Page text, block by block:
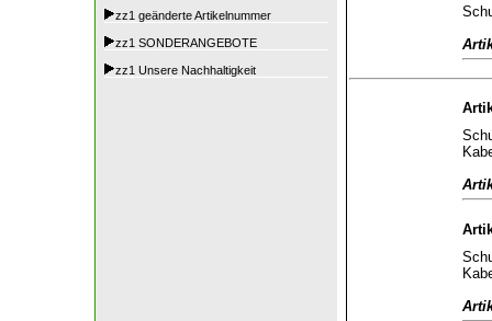
zz1 geänderte Artikelnummer
zz1 SONDERANGEBOTE
zz1 Unsere Nachhaltigkeit